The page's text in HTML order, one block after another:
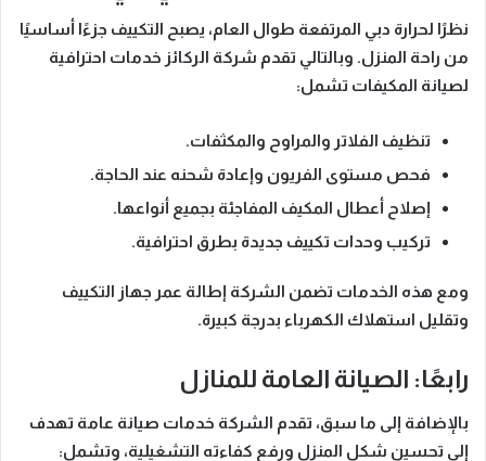
نظرًا لحرارة دبي المرتفعة طوال العام، يصبح التكييف جزءًا أساسيًا
من راحة المنزل. وبالتالي تقدم شركة الركائز خدمات احترافية
لصيانة المكيفات تشمل:
تنظيف الفلاتر والمراوح والمكثفات.
فحص مستوى الفريون وإعادة شحنه عند الحاجة.
إصلاح أعطال المكيف المفاجئة بجميع أنواعها.
تركيب وحدات تكييف جديدة بطرق احترافية.
ومع هذه الخدمات تضمن الشركة إطالة عمر جهاز التكييف
وتقليل استهلاك الكهرباء بدرجة كبيرة.
رابعًا: الصيانة العامة للمنازل
بالإضافة إلى ما سبق، تقدم الشركة خدمات صيانة عامة تهدف
إلى تحسين شكل المنزل ورفع كفاءته التشغيلية، وتشمل: